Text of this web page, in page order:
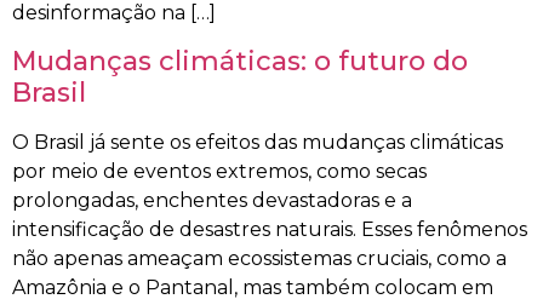
desinformação na […]
Mudanças climáticas: o futuro do
Brasil
O Brasil já sente os efeitos das mudanças climáticas
por meio de eventos extremos, como secas
prolongadas, enchentes devastadoras e a
intensificação de desastres naturais. Esses fenômenos
não apenas ameaçam ecossistemas cruciais, como a
Amazônia e o Pantanal, mas também colocam em